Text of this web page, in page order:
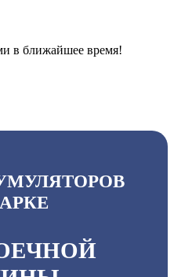
в ближайшее время!